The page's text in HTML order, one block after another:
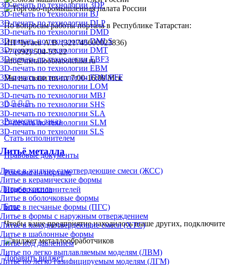
3D-печать по технологии 3DP
3D-печать по технологии BJ
3D-печать по технологии DLP
3D-печать по технологии DMD
3D-печать по технологии DMLS
3D-печать по технологии DMT
3D-печать по технологии EBF3
3D-печать по технологии EBM
3D-печать по технологии FDM/FFF
3D-печать по технологии LOM
3D-печать по технологии MBJ
3D-печать по технологии SHS
3D-печать по технологии SLA
3D-печать по технологии SLM
3D-печать по технологии SLS
Литьё металла
Литье в жидкие самотвердеющие смеси (ЖСС)
Литье в керамические формы
Литье в кокиль
Литье в оболочковые формы
Литье в песчаные формы (ПГС)
Литье в формы с наружным отверждением
Литье в холоднотвердеющие смеси (ХТС)
Литье в шаблонные формы
Литье под давлением
Литье по легко выплавляемым моделям (ЛВМ)
Литье по легко газифицируемым моделям (ЛГМ)
По вопросам работы портала в Республике Татарстан:
ИП Чугаев А.В. (321745600023836)
+7 (992) 504-53-22
info@metalloobrabotchiki.ru
Мы на связи пн-пт 7:00-16:00 Мск
Разместить заказ
Стать исполнителем
Правовые документы
Реклама на портале
Подбор исполнителей
Блог
Чтобы ваше предприятие находилось выше других,
Добавить виджет